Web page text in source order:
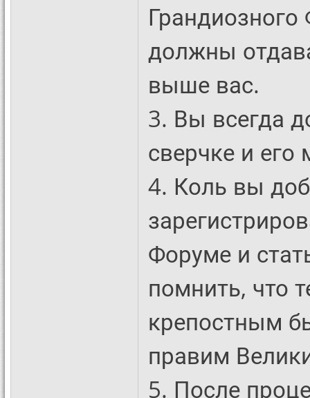
должны
выше вас.
3. Вы всегда
сверчке и его
4. Коль вы
Форуме и
помнить, что
крепостным
правим
5. После